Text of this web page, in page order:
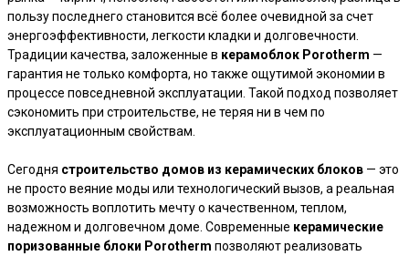
пользу последнего становится всё более очевидной за счет
энергоэффективности, легкости кладки и долговечности.
Традиции качества, заложенные в керамоблок Porotherm —
гарантия не только комфорта, но также ощутимой экономии в
процессе повседневной эксплуатации. Такой подход позволяет
сэкономить при строительстве, не теряя ни в чем по
эксплуатационным свойствам.
Сегодня строительство домов из керамических блоков — это
не просто веяние моды или технологический вызов, а реальная
возможность воплотить мечту о качественном, теплом,
надежном и долговечном доме. Современные керамические
поризованные блоки Porotherm позволяют реализовать